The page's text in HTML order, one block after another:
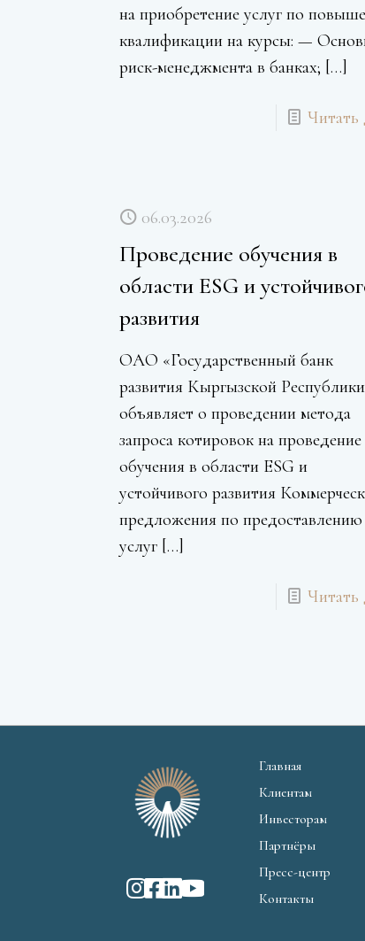
на приобретение услуг по
квалификации на курсы: —
риск-менеджмента в банках; […]
Читать
06.03.2026
Проведение обучения в
области ESG и
развития
ОАО «Государственный банк
развития Кыргызской
объявляет о проведении метода
запроса котировок на проведение
обучения в области ESG и
устойчивого развития
предложения по предоставлению
услуг […]
Читать
Главная
Клиентам
Инвесторам
Партнёры
Пресс-центр
Контакты